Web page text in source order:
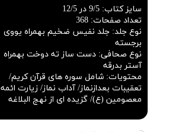
سایز کتاب: 9/5 در 12/5
تعداد صفحات:
368
نوع جلد: جلد نفیس ضخیم بهمراه یووی
برجسته
نوع صحافی: دست ساز ته دوخت بهمراه
آستر بدرقه
محتویات: شامل سوره های قرآن کریم/
تعقیبات بعدازنماز/ آداب نماز/ زیارت ائمه
معصومین (ع)/ گزیده ای از نهج البلاغه